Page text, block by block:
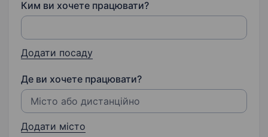
Ким ви хочете працювати?
Додати посаду
Де ви хочете працювати?
Додати місто